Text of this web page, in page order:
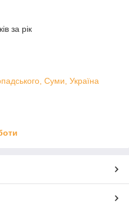
за рік
Суми, Україна